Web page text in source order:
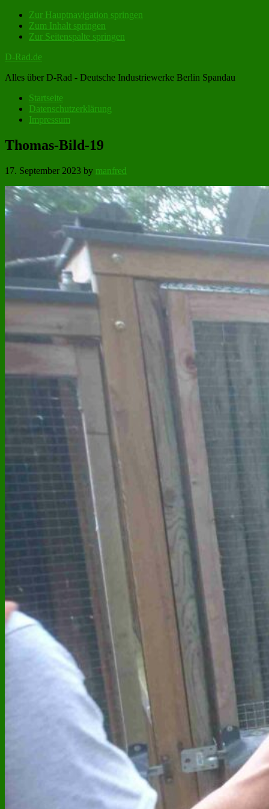
Zur Hauptnavigation springen
Zum Inhalt springen
Zur Seitenspalte springen
D-Rad.de
Alles über D-Rad - Deutsche Industriewerke Berlin Spandau
Startseite
Datenschutzerklärung
Impressum
Thomas-Bild-19
17. September 2023 by manfred